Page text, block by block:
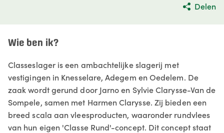
Delen
Wie ben ik?
Classeslager is een ambachtelijke slagerij met
vestigingen in Knesselare, Adegem en Oedelem. De
zaak wordt gerund door Jarno en Sylvie Clarysse-Van de
Sompele, samen met Harmen Clarysse. Zij bieden een
breed scala aan vleesproducten, waaronder rundvlees
van hun eigen 'Classe Rund'-concept. Dit concept staat